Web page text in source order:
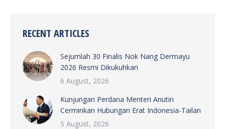
RECENT ARTICLES
Sejumlah 30 Finalis Nok Nang Dermayu
2026 Resmi Dikukuhkan
6 August, 2026
Kunjungan Perdana Menteri Anutin
Cerminkan Hubungan Erat Indonesia-Tailan
5 August, 2026